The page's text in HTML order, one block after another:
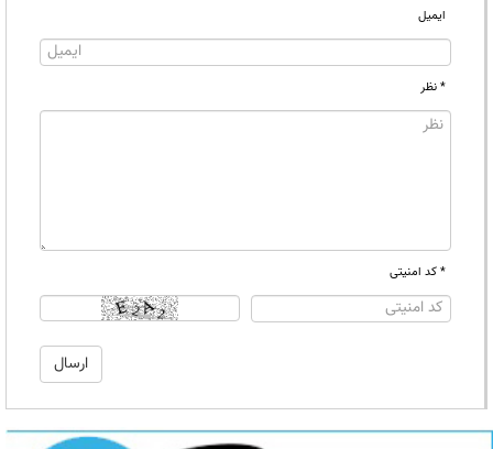
ایمیل
* نظر
* کد امنیتی